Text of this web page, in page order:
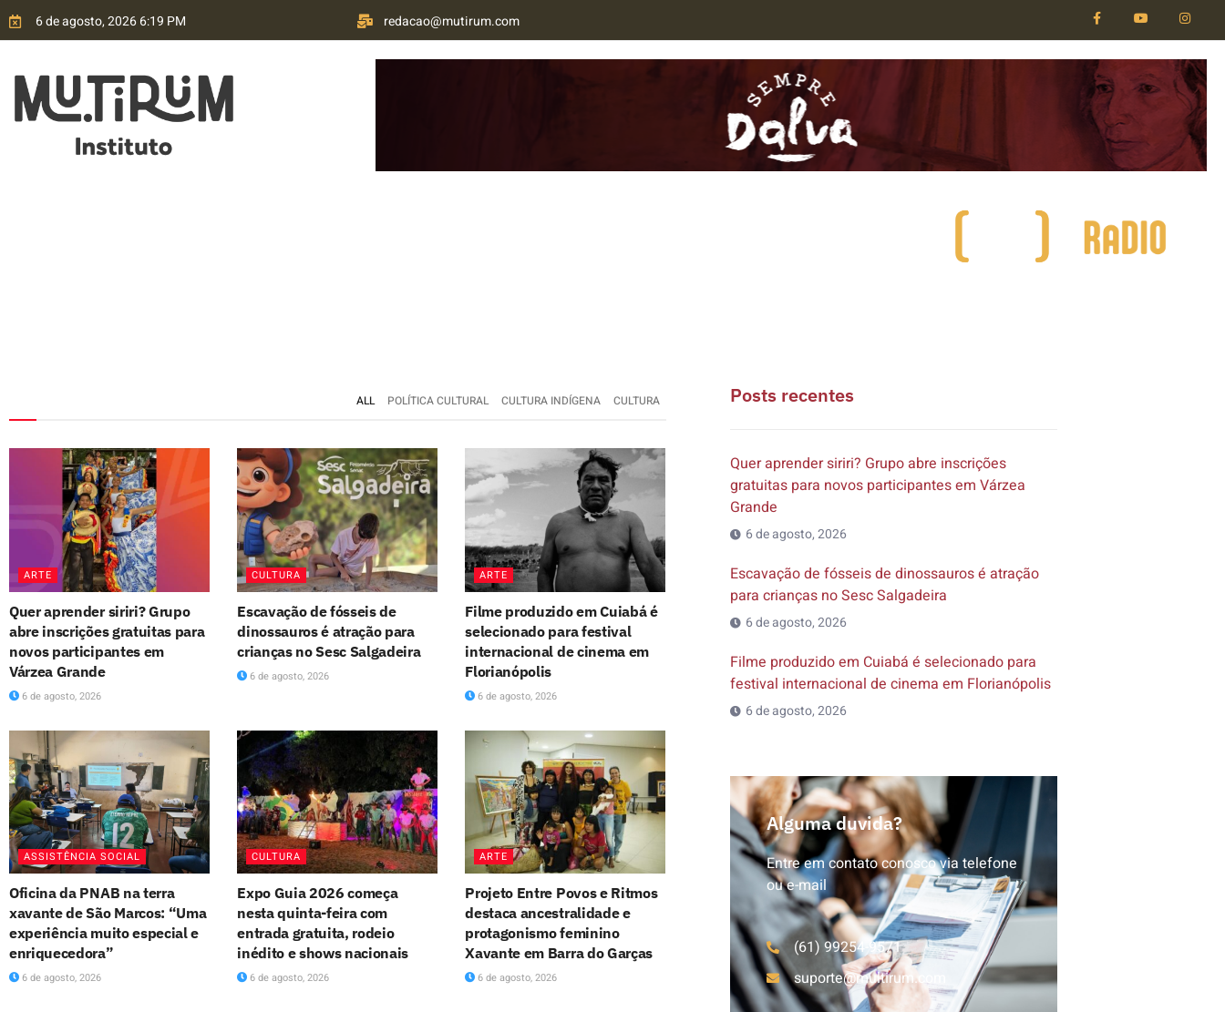
6 de agosto, 2026 6:19 PM redacao@mutirum.com
ALL POLÍTICA CULTURAL CULTURA INDÍGENA CULTURA
ARTE
Quer aprender siriri? Grupo
abre inscrições gratuitas para
novos participantes em
Várzea Grande
6 de agosto, 2026
CULTURA
Escavação de fósseis de
dinossauros é atração para
crianças no Sesc Salgadeira
6 de agosto, 2026
ARTE
Filme produzido em Cuiabá é
selecionado para festival
internacional de cinema em
Florianópolis
6 de agosto, 2026
ASSISTÊNCIA SOCIAL
Oficina da PNAB na terra
xavante de São Marcos: “Uma
experiência muito especial e
enriquecedora”
6 de agosto, 2026
CULTURA
Expo Guia 2026 começa
nesta quinta-feira com
entrada gratuita, rodeio
inédito e shows nacionais
6 de agosto, 2026
ARTE
Projeto Entre Povos e Ritmos
destaca ancestralidade e
protagonismo feminino
Xavante em Barra do Garças
6 de agosto, 2026
Posts recentes
Quer aprender siriri? Grupo abre inscrições
gratuitas para novos participantes em Várzea
Grande
6 de agosto, 2026
Escavação de fósseis de dinossauros é atração
para crianças no Sesc Salgadeira
6 de agosto, 2026
Filme produzido em Cuiabá é selecionado para
festival internacional de cinema em Florianópolis
6 de agosto, 2026
Alguma duvida?
Entre em contato conosco via telefone
ou e-mail
(61) 99254-9571
suporte@multirum.com